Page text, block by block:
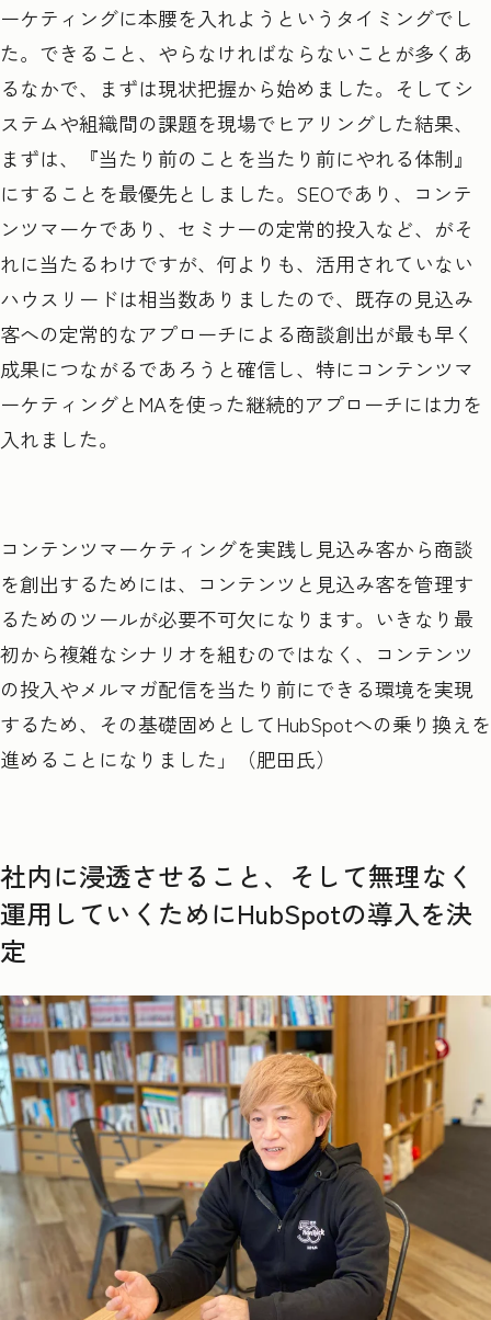
ーケティングに本腰を入れようというタイミングでし
た。できること、やらなければならないことが多くあ
るなかで、まずは現状把握から始めました。そしてシ
ステムや組織間の課題を現場でヒアリングした結果、
まずは、『当たり前のことを当たり前にやれる体制』
にすることを最優先としました。SEOであり、コンテ
ンツマーケであり、セミナーの定常的投入など、がそ
れに当たるわけですが、何よりも、活用されていない
ハウスリードは相当数ありましたので、既存の見込み
客への定常的なアプローチによる商談創出が最も早く
成果につながるであろうと確信し、特にコンテンツマ
ーケティングとMAを使った継続的アプローチには力を
入れました。
コンテンツマーケティングを実践し見込み客から商談
を創出するためには、コンテンツと見込み客を管理す
るためのツールが必要不可欠になります。いきなり最
初から複雑なシナリオを組むのではなく、コンテンツ
の投入やメルマガ配信を当たり前にできる環境を実現
するため、その基礎固めとしてHubSpotへの乗り換えを
進めることになりました」（肥田氏）
社内に浸透させること、そして無理なく
運用していくためにHubSpotの導入を決
定